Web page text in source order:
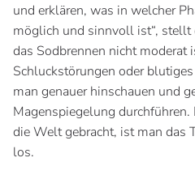
und erklären, was in welcher
möglich und sinnvoll ist“, stellt
das Sodbrennen nicht moderat
Schluckstörungen oder
man genauer hinschauen und
Magenspiegelung
die Welt gebracht, ist man das
los.